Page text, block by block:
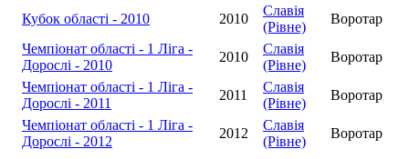
Кубок області - 2010
2010
Славія
(Рівне)
Воротар
Чемпіонат області - 1 Ліга -
Дорослі - 2010
2010
Славія
(Рівне)
Воротар
Чемпіонат області - 1 Ліга -
Дорослі - 2011
2011
Славія
(Рівне)
Воротар
Чемпіонат області - 1 Ліга -
Дорослі - 2012
2012
Славія
(Рівне)
Воротар